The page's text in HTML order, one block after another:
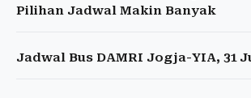
Pilihan Jadwal Makin Banyak
Jadwal Bus DAMRI Jogja-YIA, 31